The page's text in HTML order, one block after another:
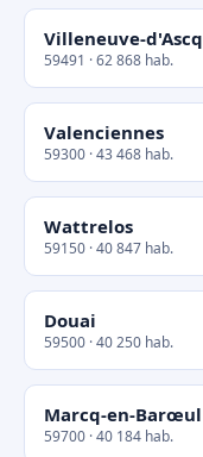
Villeneuve-d'Ascq
59491 · 62 868 hab.
Valenciennes
59300 · 43 468 hab.
Wattrelos
59150 · 40 847 hab.
Douai
59500 · 40 250 hab.
Marcq-en-Barœul
59700 · 40 184 hab.